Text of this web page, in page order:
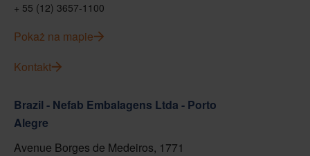
+ 55 (12) 3657-1100
Pokaż na mapie
Kontakt
Brazil - Nefab Embalagens Ltda - Porto
Alegre
Avenue Borges de Medeiros, 1771